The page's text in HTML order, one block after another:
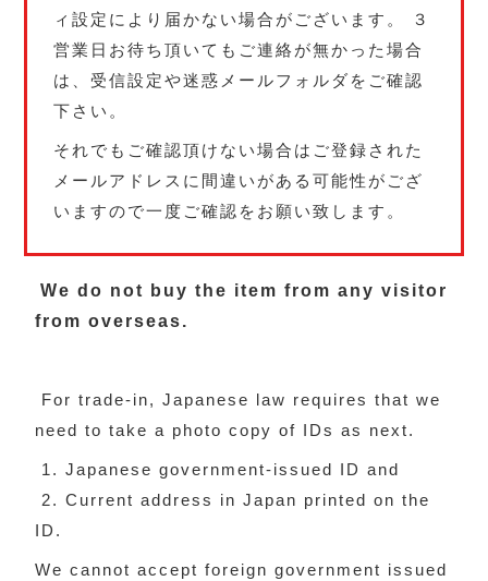
ィ設定により届かない場合がございます。 ３
営業日お待ち頂いてもご連絡が無かった場合
は、受信設定や迷惑メールフォルダをご確認
下さい。
それでもご確認頂けない場合はご登録された
メールアドレスに間違いがある可能性がござ
いますので一度ご確認をお願い致します。
We do not buy the item from any visitor
from overseas.
For trade-in, Japanese law requires that we
need to take a photo copy of IDs as next.
1. Japanese government-issued ID and
2. Current address in Japan printed on the
ID.
We cannot accept foreign government issued